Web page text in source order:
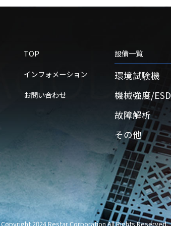
TOP
インフォメーション
お問い合わせ
設備一覧
環境試験機
機械強度/ESD
故障解析
その他
Copyright 2024 Restar Corporation All Rights Reserved.